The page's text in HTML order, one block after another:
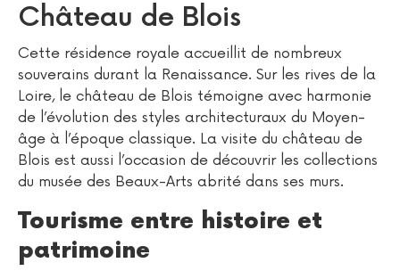
Château de Blois
Cette résidence royale accueillit de nombreux
souverains durant la Renaissance. Sur les rives de la
Loire, le château de Blois témoigne avec harmonie
de l’évolution des styles architecturaux du Moyen-
âge à l’époque classique. La visite du château de
Blois est aussi l’occasion de découvrir les collections
du musée des Beaux-Arts abrité dans ses murs.
Tourisme entre histoire et
patrimoine